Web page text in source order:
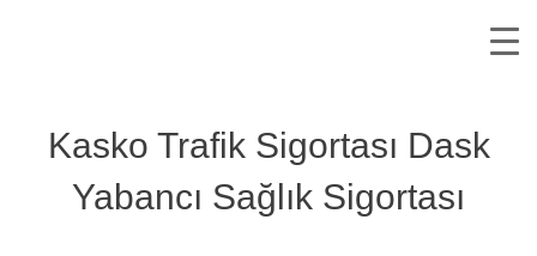
Kasko Trafik Sigortası Dask
Yabancı Sağlık Sigortası